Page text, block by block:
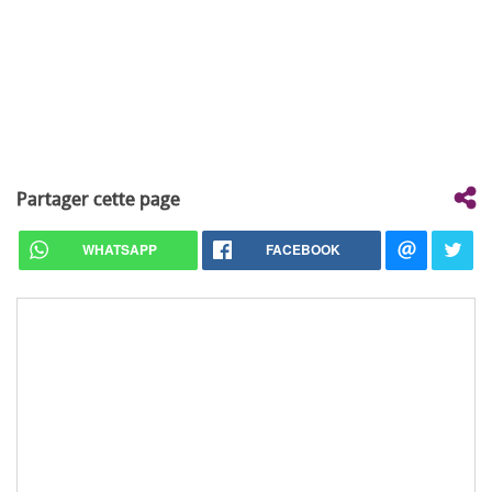
Partager cette page
WHATSAPP FACEBOOK